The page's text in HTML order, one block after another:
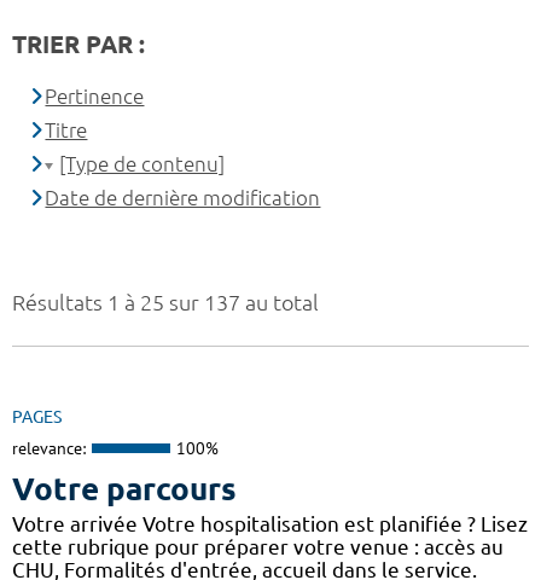
Résultats 1 à 25 sur 137 au total
PAGES
relevance: 100%
Votre parcours
Votre arrivée Votre hospitalisation est planifiée ? Lisez
cette rubrique pour préparer votre venue : accès au
CHU, Formalités d'entrée, accueil dans le service.
TRIER PAR :
Pertinence
Titre
[Type de contenu]
Date de dernière modification